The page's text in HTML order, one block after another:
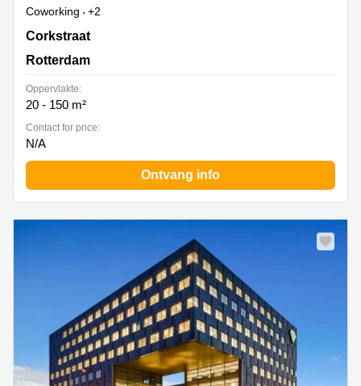
Coworking
+2
Corkstraat 46, Rotterdam
Corkstraat
Rotterdam
Oppervlakte:
20 - 150 m²
Contact for price:
N/A
Ontvang info